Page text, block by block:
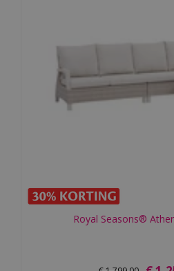
Royal Seasons®